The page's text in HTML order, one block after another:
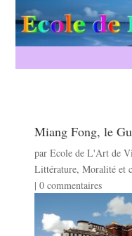
Miang Fong, le
parEcole de L'Art de
Littérature,Moralité et
|0 commentaires